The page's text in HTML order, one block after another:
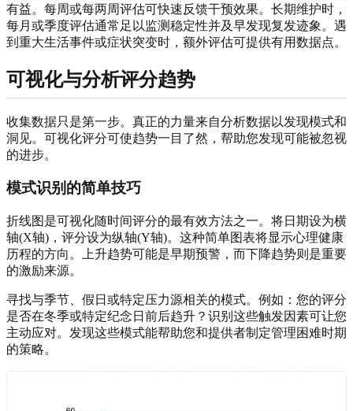
有益。每周或每两周评估可快速反馈干预效果。长期维护时，
每月或季度评估通常足以监测稳定性并及早发现复发迹象。遇
到重大生活事件或症状突变时，额外评估可提供有用数据点。
可视化与分析评分趋势
收集数据只是第一步。真正的力量来自分析数据以发现模式和
洞见。可视化评分可使趋势一目了然，帮助您发现可能被忽视
的进步。
模式识别的简单技巧
折线图是可视化随时间评分的最有效方法之一。将日期设为横
轴(X轴)，评分设为纵轴(Y轴)。这种简单图表将显示心理健康
历程的方向。上升趋势可能是早期预警，而下降趋势则是重要
的激励来源。
寻找与季节、假日或特定压力源相关的模式。例如：您的评分
是否在冬季或特定纪念日前后趋升？识别这些触发因素可让您
主动应对。发现这些模式能帮助您和提供者制定管理困难时期
的策略。